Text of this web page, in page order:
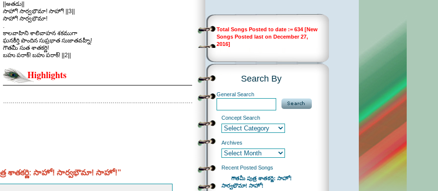
||అతడు||
సాహో! సార్వభౌమా! సాహో! ||3||
సాహో! సార్వభౌమా!
.
కాలవాహిని శాలివాహన శకముగా
ఘనకీర్తి పొందిన సుప్రభాత సుజాతవహ్నీ!
గౌతమీ సుత శాతకర్ణి!
బహు పరాక్! బహు పరాక్! ||2||
కక్షల కాళ రాతిరిలోన కాంతిగ
రాజసూయాధ్వరమునే! జరిపెరా!…
కత్తులలోన ఛిద్రమ్మైన శాంతికి తానె
.
అమృతమంథన సమయమందున
Highlights
………………………………………………………………………………………………..
శాతకర్ణి: సాహో! సార్వభౌమా! సాహో!”
Total Songs Posted to date := 634 [New
Songs Posted last on December 27,
2016]
Search By
General Search
Concept Search
Archives
Recent Posted Songs
గౌతమీ పుత్ర శాతకర్ణి: సాహో!
సార్వభౌమా! సాహో!